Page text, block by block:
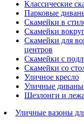
Классические
Парковые
Скамейки в
Скамейки
Скамейки для
центров
Скамейки с
Скамейки со
Уличное кресло
Уличные диваны
Шезлонги и
Уличные вазоны